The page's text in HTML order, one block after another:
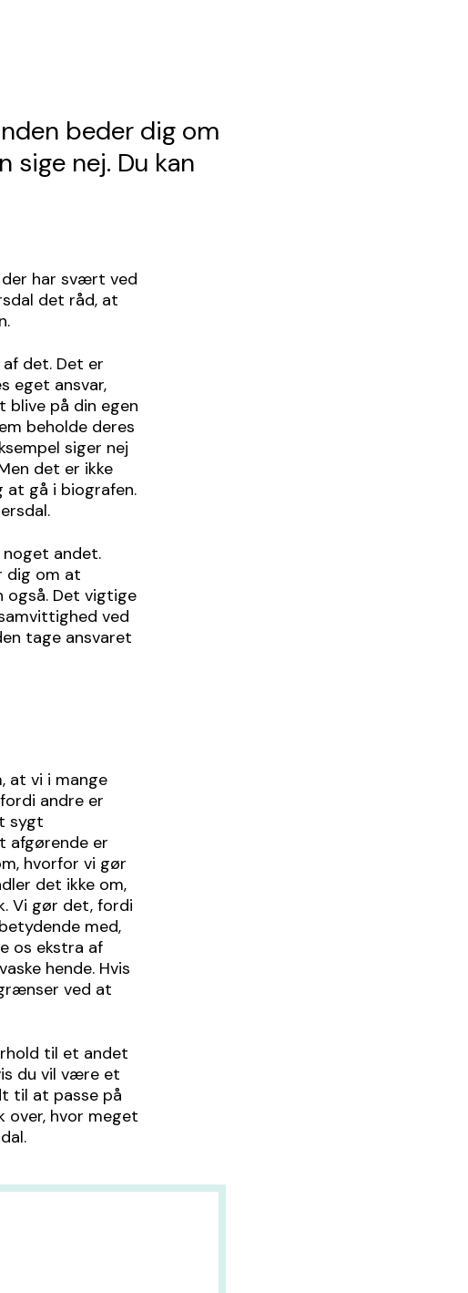
beder dig om
sige nej. Du kan
der har svært ved
det råd, at
det. Det er
eget ansvar,
på din egen
beholde deres
siger nej
det er ikke
at gå i biografen.
andet.
dig om at
også. Det vigtige
ved
tage ansvaret
at vi i mange
andre er
sygt
afgørende er
hvorfor vi gør
det ikke om,
Vi gør det, fordi
med,
os ekstra af
hende. Hvis
ved at
til et andet
du vil være et
til at passe på
over, hvor meget